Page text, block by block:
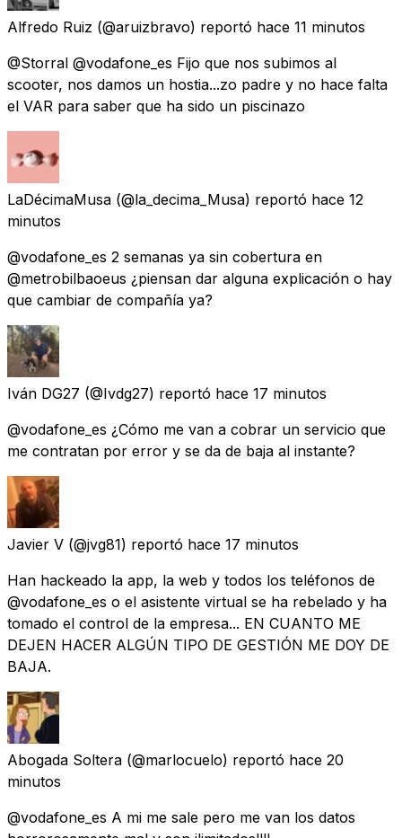
Alfredo Ruiz (@aruizbravo) reportó hace 11 minutos
@Storral @vodafone_es Fijo que nos subimos al
scooter, nos damos un hostia...zo padre y no hace falta
el VAR para saber que ha sido un piscinazo
LaDécimaMusa (@la_decima_Musa) reportó hace 12
minutos
@vodafone_es 2 semanas ya sin cobertura en
@metrobilbaoeus ¿piensan dar alguna explicación o hay
que cambiar de compañía ya?
Iván DG27 (@Ivdg27) reportó hace 17 minutos
@vodafone_es ¿Cómo me van a cobrar un servicio que
me contratan por error y se da de baja al instante?
Javier V (@jvg81) reportó hace 17 minutos
Han hackeado la app, la web y todos los teléfonos de
@vodafone_es o el asistente virtual se ha rebelado y ha
tomado el control de la empresa... EN CUANTO ME
DEJEN HACER ALGÚN TIPO DE GESTIÓN ME DOY DE
BAJA.
Abogada Soltera (@marlocuelo) reportó hace 20
minutos
@vodafone_es A mi me sale pero me van los datos